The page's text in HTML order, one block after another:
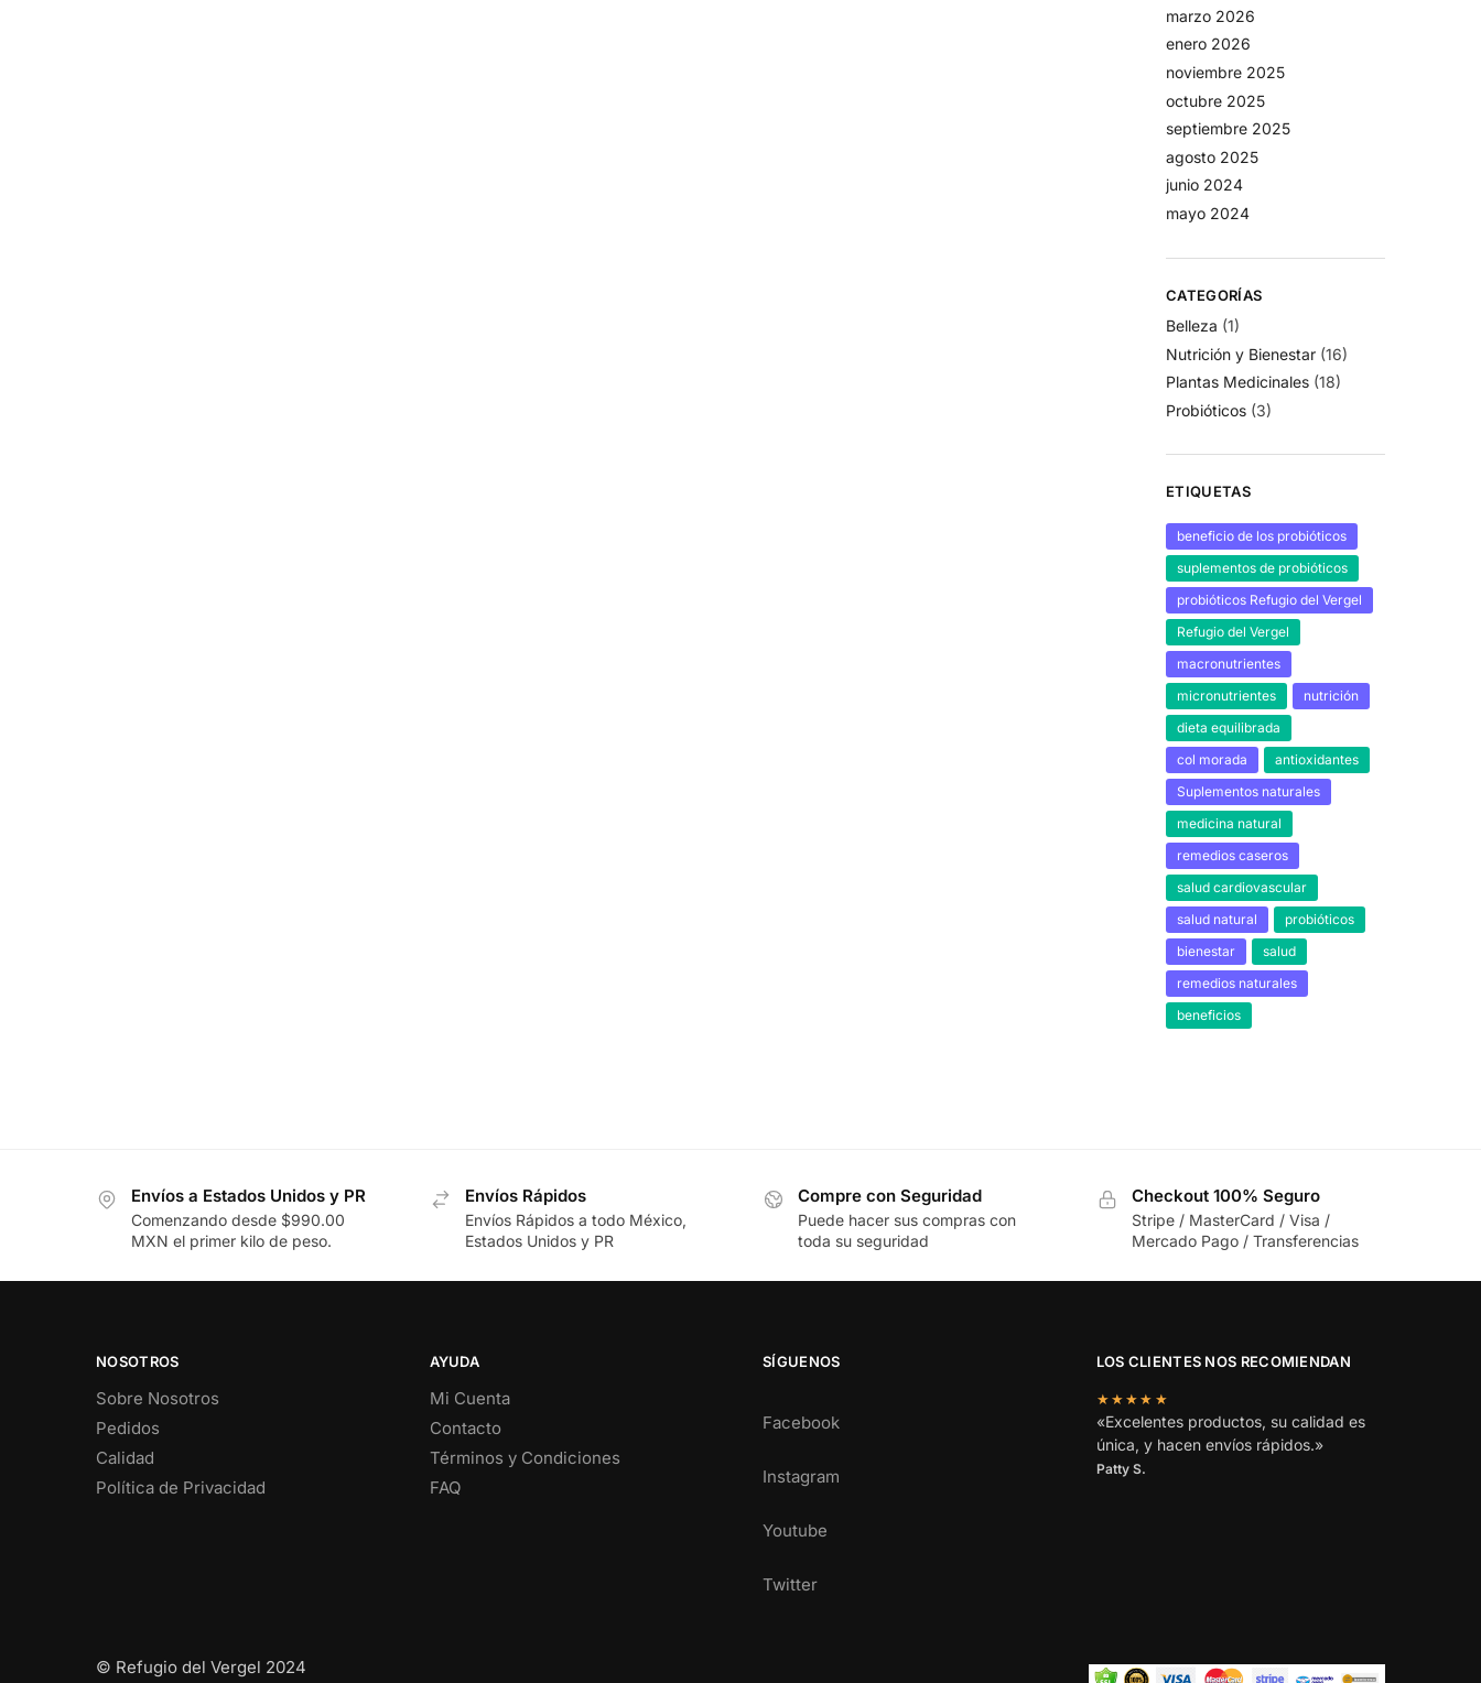
marzo 2026
enero 2026
noviembre 2025
octubre 2025
septiembre 2025
agosto 2025
junio 2024
mayo 2024
CATEGORÍAS
Belleza (1)
Nutrición y Bienestar (16)
Plantas Medicinales (18)
Probióticos (3)
ETIQUETAS
beneficio de los probióticos
suplementos de probióticos
probióticos Refugio del Vergel
Refugio del Vergel
macronutrientes
micronutrientes
nutrición
dieta equilibrada
col morada
antioxidantes
Suplementos naturales
medicina natural
remedios caseros
salud cardiovascular
salud natural
probióticos
bienestar
salud
remedios naturales
beneficios
Envíos a Estados Unidos y PR
Comenzando desde $990.00
MXN el primer kilo de peso.
Envíos Rápidos
Envíos Rápidos a todo México,
Estados Unidos y PR
Compre con Seguridad
Puede hacer sus compras con
toda su seguridad
Checkout 100% Seguro
Stripe / MasterCard / Visa /
Mercado Pago / Transferencias
NOSOTROS
Sobre Nosotros
Pedidos
Calidad
Política de Privacidad
AYUDA
Mi Cuenta
Contacto
Términos y Condiciones
FAQ
SÍGUENOS
Facebook
Instagram
Youtube
Twitter
LOS CLIENTES NOS RECOMIENDAN
★★★★★
«Excelentes productos, su calidad es
única, y hacen envíos rápidos.»
Patty S.
© Refugio del Vergel 2024